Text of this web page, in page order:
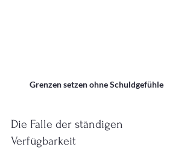
Grenzen setzen ohne Schuldgefühle
Die Falle der ständigen
Verfügbarkeit